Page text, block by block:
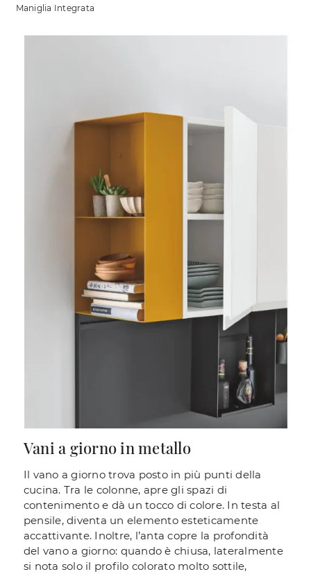
Maniglia Integrata
Vani a giorno in metallo
Il vano a giorno trova posto in più punti della
cucina. Tra le colonne, apre gli spazi di
contenimento e dà un tocco di colore. In testa al
pensile, diventa un elemento esteticamente
accattivante. Inoltre, l’anta copre la profondità
del vano a giorno: quando è chiusa, lateralmente
si nota solo il profilo colorato molto sottile,